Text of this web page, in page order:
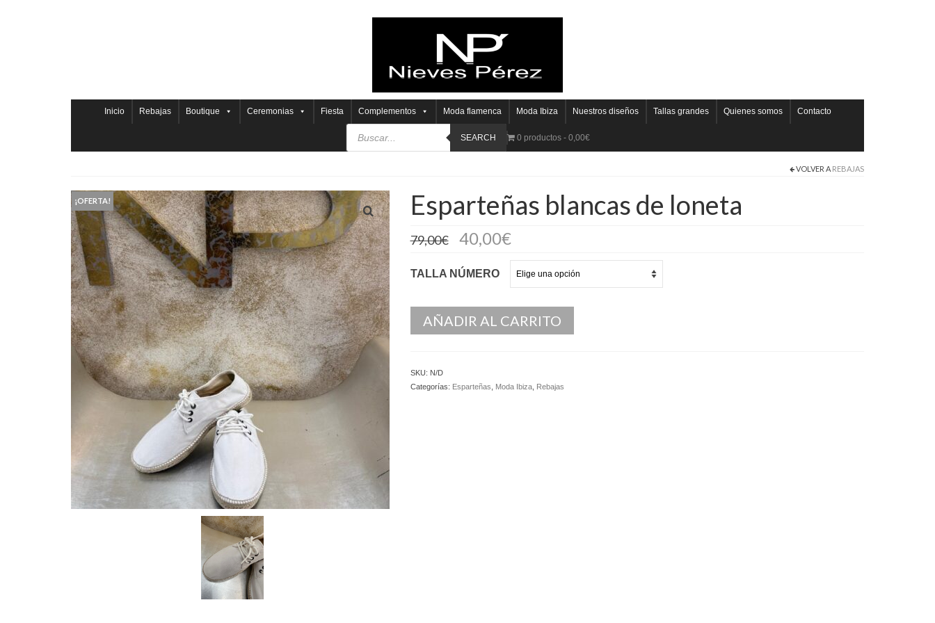
Inicio Rebajas Boutique Ceremonias Fiesta Complementos Moda flamenca Moda Ibiza Nuestros diseños Tallas grandes Quienes somos Contacto
SEARCH 0 productos 0,00€
VOLVER A REBAJAS
¡OFERTA! Esparteñas blancas de loneta
79,00€ 40,00€
TALLA NÚMERO
AÑADIR AL CARRITO
SKU: N/D
Categorías: Esparteñas Moda Ibiza, Rebajas